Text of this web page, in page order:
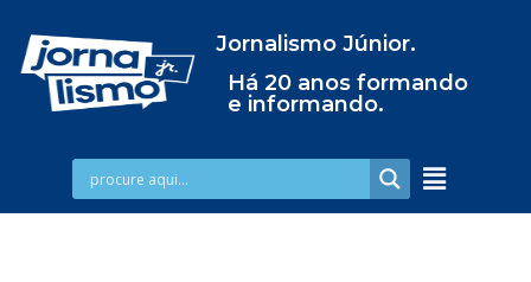
Jornalismo Júnior.
Há 20 anos formando
e informando.